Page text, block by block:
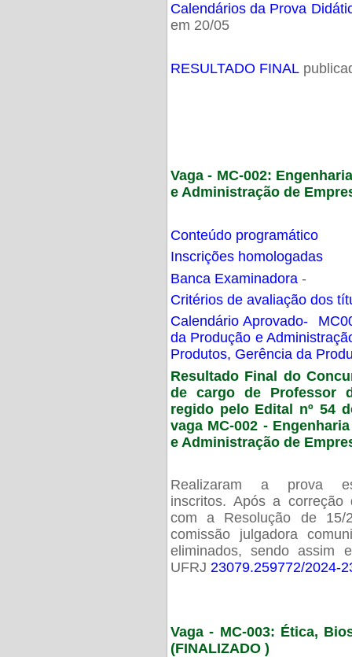
Calendários da Prova
em 20/05
RESULTADO FINAL
Vaga - MC-002:
e Administração de
Conteúdo programático
Inscrições homologadas
Banca Examinadora -
Critérios de avaliação dos
Calendário Aprovado-
da Produção e
Produtos, Gerência da
Resultado Final do
de cargo de Professor
regido pelo Edital nº 54
vaga MC-002 -
e Administração de
Realizaram a prova
inscritos. Após a
com a Resolução de 15/
comissão julgadora
eliminados, sendo assim
UFRJ 23079.259772/2024-
Vaga - MC-003: Ética,
(FINALIZADO )